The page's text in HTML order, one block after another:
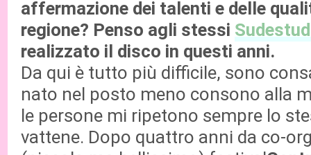
affermazione dei talenti e delle
regione? Penso agli stessi
realizzato il disco in questi anni.
Da qui è tutto più difficile, sono
nato nel posto meno consono alla
le persone mi ripetono sempre lo
vattene. Dopo quattro anni da co-